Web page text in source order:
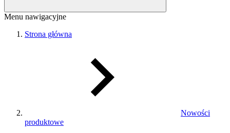
Menu nawigacyjne
Strona główna
Nowości
produktowe